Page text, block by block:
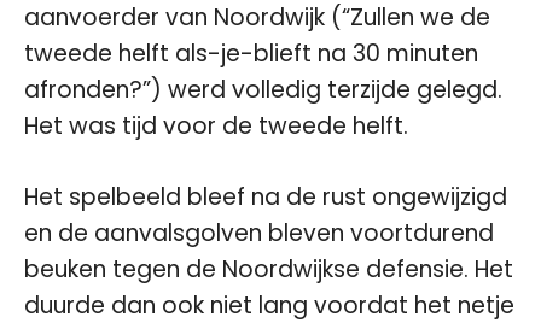
aanvoerder van Noordwijk (“Zullen we de
tweede helft als-je-blieft na 30 minuten
afronden?”) werd volledig terzijde gelegd.
Het was tijd voor de tweede helft.
Het spelbeeld bleef na de rust ongewijzigd
en de aanvalsgolven bleven voortdurend
beuken tegen de Noordwijkse defensie. Het
duurde dan ook niet lang voordat het netje